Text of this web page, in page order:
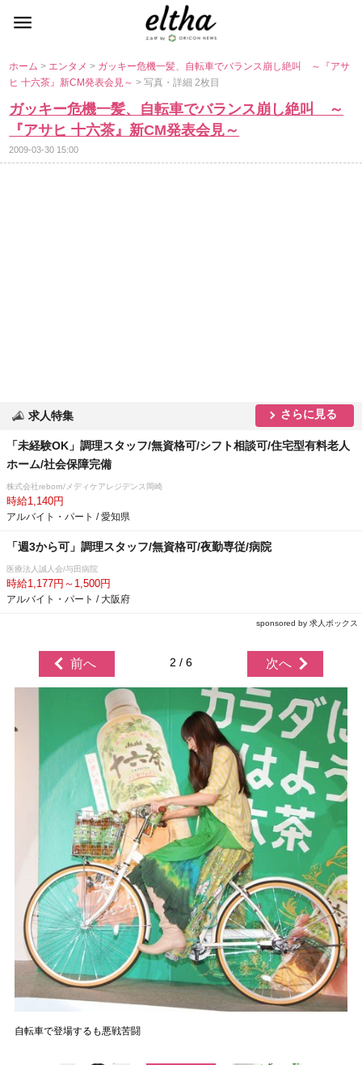
ホーム> エンタメ> ガッキー危機一髪、自転車でバランス崩し絶叫 ～『アサ
ヒ 十六茶』新CM発表会見～> 写真・詳細 2枚目
ガッキー危機一髪、自転車でバランス崩し絶叫 ～
『アサヒ 十六茶』新CM発表会見～
2009-03-30 15:00
求人特集 さらに見る
「未経験OK」調理スタッフ/無資格可/シフト相談可/住宅型有料老人
ホーム/社会保障完備
株式会社reborn/メディケアレジデンス岡崎
時給1,140円
アルバイト・パート / 愛知県
「週3から可」調理スタッフ/無資格可/夜勤専従/病院
医療法人誠人会/与田病院
時給1,177円～1,500円
アルバイト・パート / 大阪府
sponsored by 求人ボックス
前へ 2 / 6 次へ
自転車で登場するも悪戦苦闘